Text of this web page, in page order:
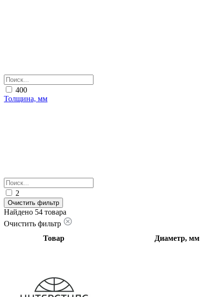
400
Толщина, мм
2
Очистить фильтр
Найдено 54 товара
Очистить фильтр
Товар
Диаметр, мм